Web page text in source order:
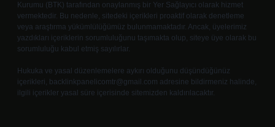
Kurumu (BTK) tarafından onaylanmış bir Yer Sağlayıcı olarak hizmet
vermektedir. Bu nedenle, sitedeki içerikleri proaktif olarak denetleme
veya araştırma yükümlülüğümüz bulunmamaktadır. Ancak, üyelerimiz
yazdıkları içeriklerin sorumluluğunu taşımakta olup, siteye üye olarak bu
sorumluluğu kabul etmiş sayılırlar.
Hukuka ve yasal düzenlemelere aykırı olduğunu düşündüğünüz
içerikleri, backlinkpanelicomtr@gmail.com adresine bildirmeniz halinde,
ilgili içerikler yasal süre içerisinde sitemizden kaldırılacaktır.